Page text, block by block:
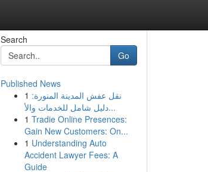
Search
Go
Published News
1 نقل عفش المدينة المنورة:
دليل شامل للخدمات والأ...
1 Tradie Online Presences:
Gain New Customers: On...
1 Understanding Auto
Accident Lawyer Fees: A
Guide